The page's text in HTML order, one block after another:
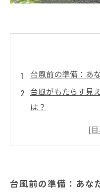
台風前の準備：あ
台風がもたらす見
は？
確認すべきチェッ
早期発見のメリッ
台風前の準備：あな